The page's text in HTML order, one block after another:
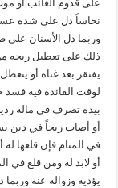
على قدوم الغائب أو
نحاساً دل على شدة
وربما دل الأسنان على
ذلك على تعطيل ربحه من
يفتقر بعد غناه أو
لوقت الفائدة فيه فسد
بيده تصرف في ماله
أو أصاب ربحاً في دين
في المنام فإن قلعها له
أو لابد له ومن قلع في
يؤذيه وزواله عنه